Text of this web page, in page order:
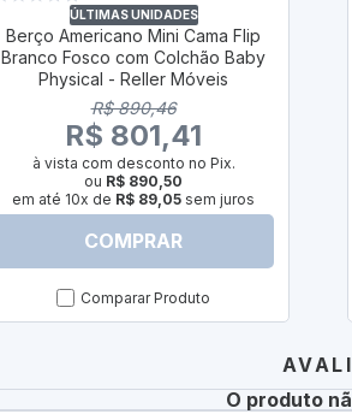
ÚLTIMAS UNIDADES
Berço Americano Mini Cama Flip
Branco Fosco com Colchão Baby
Physical - Reller Móveis
R$ 890,46
R$ 801,41
à vista com desconto no Pix.
ou R$ 890,50
em até 10x de R$ 89,05 sem juros
COMPRAR
Comparar Produto
O produto